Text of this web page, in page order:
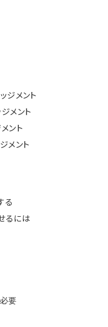
ジメント
メント
ント
メント
る
るには
要